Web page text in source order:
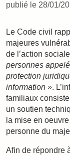
publié le 28/01/
Le Code civil
majeures
de l’action
personnes
protection
information ».
familiaux
un soutien
la mise en
personne du
Afin de répondre